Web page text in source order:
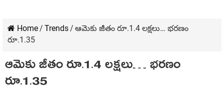
Home/ Trends/ ఆమెకు జీతం రూ.1.4 లక్షలు… భరణం
రూ.1.35
ఆమెకు జీతం రూ.1.4 లక్షలు… భరణం
రూ.1.35